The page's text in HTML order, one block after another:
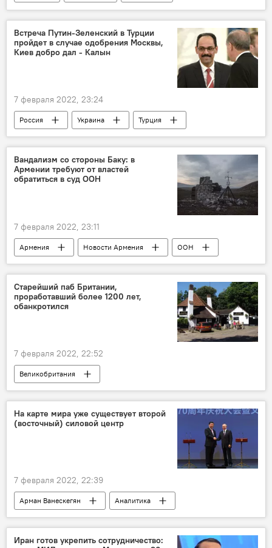
Политика
Новости Армения
Армения
эксперт
Встреча Путин-Зеленский в Турции
пройдет в случае одобрения Москвы,
Киев добро дал - Калын
7 февраля 2022, 23:24
Россия Украина Турция
Вандализм со стороны Баку: в
Армении требуют от властей
обратиться в суд ООН
7 февраля 2022, 23:11
Армения Новости Армения
ООН
суд
Азербайджан
Старейший паб Британии,
проработавший более 1200 лет,
обанкротился
7 февраля 2022, 22:52
Великобритания
На карте мира уже существует второй
(восточный) силовой центр
7 февраля 2022, 22:39
Арман Ванескегян
Аналитика
Политика
В мире
Россия
Иран готов укрепить сотрудничество: